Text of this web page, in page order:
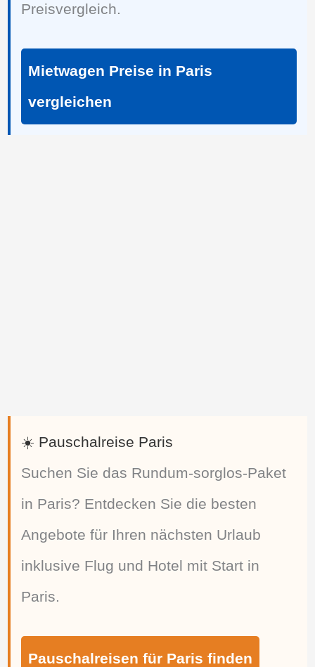
Preisvergleich.
Mietwagen Preise in Paris
vergleichen
☀️ Pauschalreise Paris
Suchen Sie das Rundum-sorglos-Paket
in Paris? Entdecken Sie die besten
Angebote für Ihren nächsten Urlaub
inklusive Flug und Hotel mit Start in
Paris.
Pauschalreisen für Paris finden